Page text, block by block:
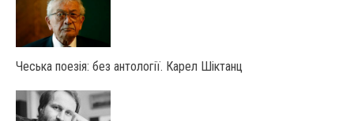
Чеська поезія: без антології. Карел Шіктанц